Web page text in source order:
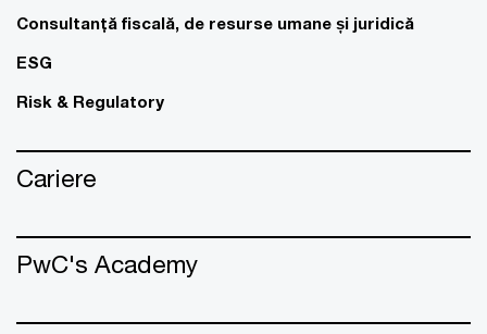
Consultanţă fiscală, de resurse umane și juridică
ESG
Risk & Regulatory
Cariere
PwC's Academy